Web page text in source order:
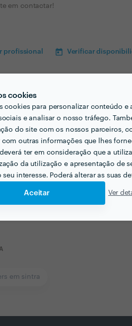
cookies
cookies para personalizar conteúdo
e analisar o nosso tráfego.
do site com os nossos parceiros,
outras informações que lhes
ter em consideração que a
da utilização e apresentação de
seu interesse. Poderá alterar as suas
Aceitar Ver
em contactar!
profissional Verificar
em sintra